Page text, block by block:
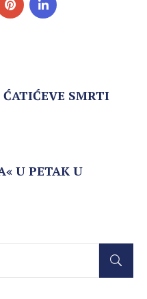
SMRTI
U PETAK U